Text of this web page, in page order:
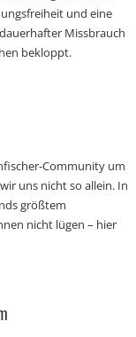
und eine
Missbrauch
bekloppt.
Community um
uns nicht so allein. In
größtem
nicht lügen – hier